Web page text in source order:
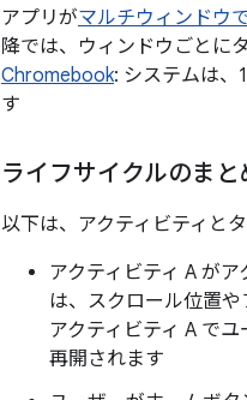
アプリがマルチウィンドウ
降では、ウィンドウごとに
Chromebook: システムは、
す
ライフサイクルのまと
以下は、アクティビティと
アクティビティ A が
は、スクロール位置や
アクティビティ A で
再開されます